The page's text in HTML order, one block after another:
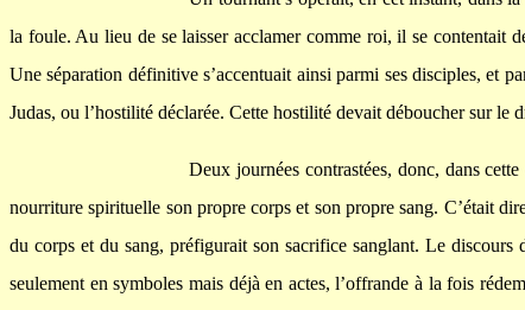
la foule. Au lieu de se laisser acclamer comme roi, il se contentait
Une séparation définitive s’accentuait ainsi parmi ses disciples, et
Judas, ou l’hostilité déclarée. Cette hostilité devait déboucher sur le
Deux journées contrastées, donc, dans
nourriture spirituelle son propre corps et son propre sang. C’était
du corps et du sang, préfigurait son sacrifice sanglant. Le
seulement en symboles mais déjà en actes, l’offrande à la fois